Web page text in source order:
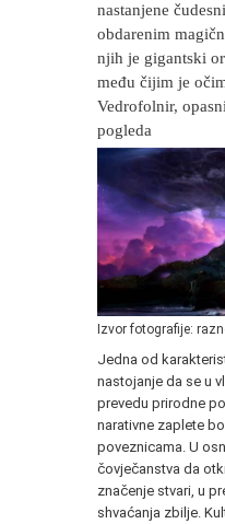
nastanjene
obdarenim
njih je gigantski
među čijim je
Vedrofolnir,
pogleda
Izvor fotografije:
Jedna od
nastojanje da se u
prevedu prirodne
narativne zaplete
poveznicama. U
čovječanstva da
značenje stvari, u
shvaćanja zbilje.